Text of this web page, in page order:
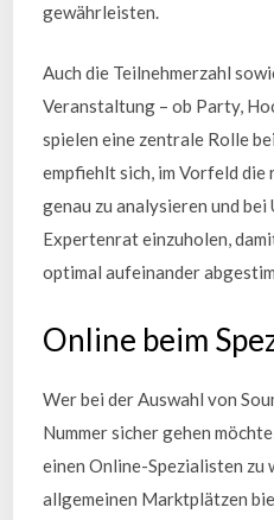
gewährleisten.
Auch die Teilnehmerzahl
Veranstaltung – ob Party,
spielen eine zentrale Rolle
empfiehlt sich, im Vorfeld die
genau zu analysieren und
Expertenrat einzuholen,
optimal aufeinander
Online beim
Wer bei der Auswahl von
Nummer sicher gehen
einen Online-Spezialisten zu
allgemeinen Marktplätzen